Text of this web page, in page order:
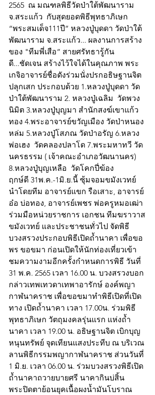
2565  ณ มณฑลพิธีวัดป่าใต้พัฒนาราม
จ.สระแก้ว  กับสุดยอดพิธีพุทธาภิเษก
“พระสมเด็จ111ปี” หลวงปู่บุดดา วัดป่าใต้
พัฒนาราม จ.สระแก้ว... ผลงานการสร้าง
ของ "ทีมพี่เสือ” สายศรัทธารู้กัน
ดี...ชัดเจน สร้างไว้ใจได้ในคุณภาพ พระ
เกจิอาจารย์ชื่อดังร่วมนั่งปรกอธิษฐานจิต
ปลุกเสก ประกอบด้วย 1.หลวงปู่บุดดา วัด
ป่าใต้พัฒนาราม 2. หลวงปู่เฉลิม  วัดพวง
นิมิต 3.หลวงปู่บุญมา สำนักสงฆ์เขาแก้ว
ทอง 4.พระอาจารย์ขวัญเมือง วัดป่าหนอง
หล่ม 5.หลวงปู่โสภณ วัดป่าอรัญ 6.หลวง
พ่อเฮง  วัดคลองปลาโด 7.พระมหาทวี วัด
นครธรรม ( เจ้าคณะอำเภอวัฒนานคร)
8.หลวงปู่บุญเหลือ  วัดโคกปี่ฆ้อง
ฤกษ์ดี 31พ.ค.-1มิ.ย.นี้ ซุ้มจอมขมังเวทย์
นำโดยทีม อาจารย์แขก รือเสาะ, อาจารย์
อ๋อ บ่อทอง, อาจารย์เพชร พ่อครูหมอเฒ่า
ร่วมมือหน่วยราชการ เอกชน ทีมฆราวาส
ขมังเวทย์ และประชาชนทั่วไป จัดพิธี
บวงสรวงประกอบพิธีเปิดถ้ำนาคา เพื่อขอ
พร ขอขมา ก่อนเปิดให้นักท่องเที่ยวเข้า
ชมความงามอีกครั้งกำหนดการพิธี วันที่
31 พ.ค. 2565 เวลา 16.00 น. บวงสรวงบอก
กล่าวเทพเทวดาเทพาอารักษ์ องค์พญา
กาฬนาคราช เพื่อขอขมาทำพิธีเปิดที่เปิด
ทาง เปิดถ้ำนาคา เวลา 17.00น. ร่วมพิธี
พุทธาภิเษก วัตถุมงคลรุ่นแรก แห่งถ้ำ
นาคา เวลา 19.00 น. อธิษฐานจิต เบิกบุญ
หนุนทรัพย์ จุดเทียนแสงประทีบ ณ บริเวณ
ลานพิธีกรรมพญากาฬนาคราช ส่วนวันที่
1 มิ.ย. เวลา 06.00 น. ร่วมบวงสรวงพิธีเปิด
ถ้ำนาคาถวายบายศรี นาคากินบ่สิ้น
พระปิดตาย้อนยุคเนื้อผงน้ำมันโบราณ